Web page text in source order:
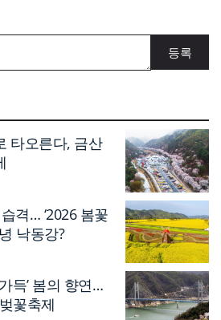
타오른다, 금산
격… ‘2026 봄꽃
낙동강?
득’ 봄의 향연…
꽃축제